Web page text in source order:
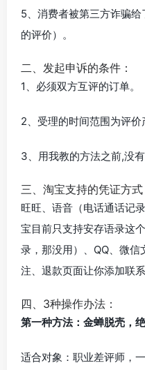
5、消费者被第三方诈骗
的评价）。
二、发起申诉的条件：
1、必须双方互评的订单。
2、受理的时间范围为评价
3、用我教的方法之前,没
三、淘宝支持的凭证方式
旺旺、语音（电话通话记
宝目前只支持安存语录这
录，那没用）、QQ、微
注、退款页面让你添加联系
四、3种操作办法：
第一种方法：金蝉脱壳，
适合对象：职业差评师，